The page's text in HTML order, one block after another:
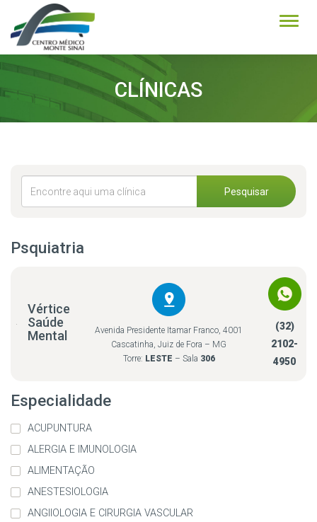
CLÍNICAS
Pesquisar
Psquiatria
Vértice
Saúde
Mental
Avenida Presidente Itamar Franco, 4001
Cascatinha, Juiz de Fora – MG
Torre: LESTE – Sala 306
(32)
2102-
4950
Especialidade
ACUPUNTURA
ALERGIA E IMUNOLOGIA
ALIMENTAÇÃO
ANESTESIOLOGIA
ANGIIOLOGIA E CIRURGIA VASCULAR